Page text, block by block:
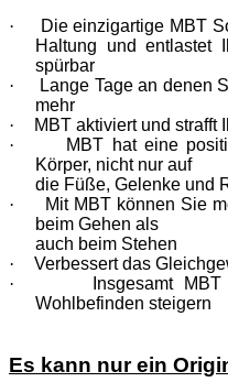
·
Die einzigartige MBT
Haltung und entlastet
spürbar
·
Lange Tage an denen
mehr
·
MBT aktiviert und strafft
·
MBT hat eine
Körper, nicht nur auf
die Füße, Gelenke und
·
Mit MBT können Sie
beim Gehen als
auch beim Stehen
·
Verbessert das
·
Insgesamt
Wohlbefinden steigern
Es kann nur ein